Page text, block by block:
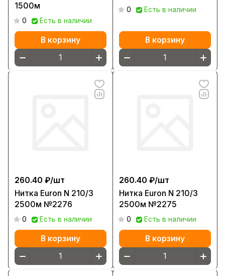
1500м
0 Есть в наличии
В корзину
0 Есть в наличии
В корзину
260.40 ₽/шт
Нитка Euron N 210/3
2500м №2276
0 Есть в наличии
В корзину
260.40 ₽/шт
Нитка Euron N 210/3
2500м №2275
0 Есть в наличии
В корзину